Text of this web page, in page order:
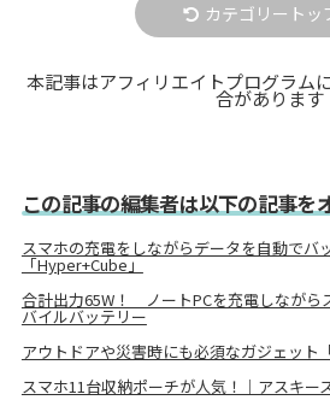
カテゴリートッ
本記事はアフィリエイトプログラム
合があります
この記事の編集者は以下の記事を
スマホの充電をしながらデータを自動でバ
「Hyper+Cube」
合計出力65W！ ノートPCを充電しながら
バイルバッテリー
アウトドアや災害時にも必須なガジェット「
スマホ11台収納ポーチが人気！｜アスキー